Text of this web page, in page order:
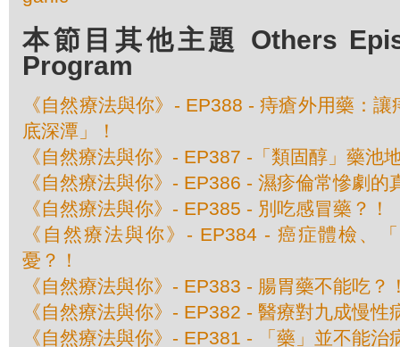
本節目其他主題 Others
Program
《自然療法與你》- EP388 - 痔瘡外用藥：
底深潭」！
《自然療法與你》- EP387 -「類固醇」藥池
《自然療法與你》- EP386 - 濕疹倫常慘劇的
《自然療法與你》- EP385 - 別吃感冒藥？！
《自然療法與你》- EP384 - 癌症體檢、
憂？！
《自然療法與你》- EP383 - 腸胃藥不能吃？
《自然療法與你》- EP382 - 醫療對九成慢性
《自然療法與你》- EP381 - 「藥」並不能治